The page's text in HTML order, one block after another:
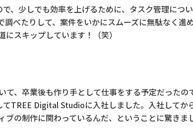
、少しでも効率を上げるために、タスク管理につ
べたりして、案件をいかにスムーズに無駄なく進
スキップしています！（笑）
、卒業後も作り手として仕事をする予定だった
TREE Digital Studioに入社しました。入社してか
の制作に関わっているんだ、ということに驚きま